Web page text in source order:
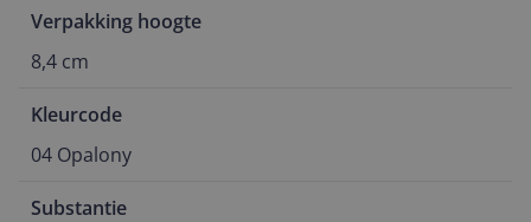
Verpakking hoogte
8,4 cm
Kleurcode
04 Opalony
Substantie